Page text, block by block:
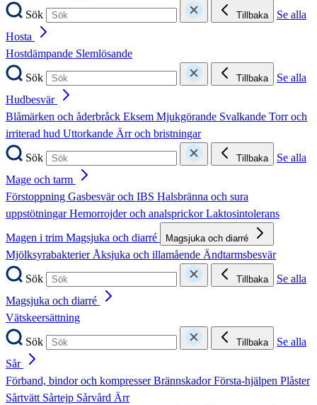
Sök
Tillbaka
Se alla
Hosta
Hostdämpande Slemlösande
Sök
Tillbaka
Se alla
Hudbesvär
Blåmärken och åderbråck Eksem Mjukgörande Svalkande Torr och
irriterad hud Uttorkande Ärr och bristningar
Sök
Tillbaka
Se alla
Mage och tarm
Förstoppning Gasbesvär och IBS Halsbränna och sura
uppstötningarHemorrojder och analsprickorLaktosintolerans
Magen i trim Magsjuka och diarré Magsjuka och diarré
MjölksyrabakterierÅksjuka och illamående Ändtarmsbesvär
Sök
Tillbaka
Se alla
Magsjuka och diarré
Vätskeersättning
Sök
Tillbaka
Se alla
Sår
Förband, bindor och kompresserBrännskadorFörsta-hjälpen Plåster
Sårtvätt Sårtejp Sårvård Ärr